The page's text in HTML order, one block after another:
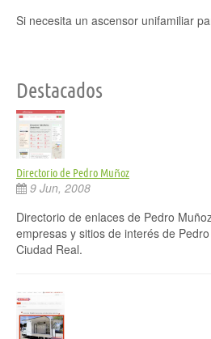
Si necesita un ascensor unifamiliar
Destacados
Directorio de Pedro Muñoz
9 Jun, 2008
Directorio de enlaces de Pedro
empresas y sitios de interés de
Ciudad Real.